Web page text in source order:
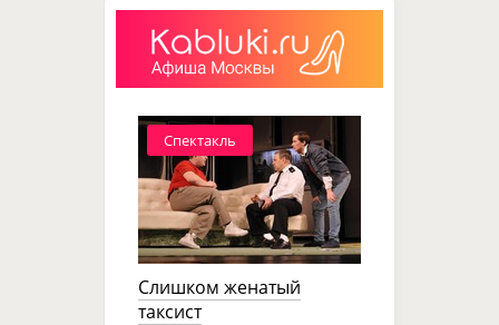
Спектакль
Слишком женатый
таксист